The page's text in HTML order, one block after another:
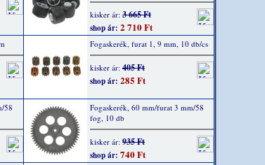
kisker ár: 3 665 Ft
shop ár: 2 710 Ft
Fogaskerék, furat 1, 9 mm, 10 db/cs
kisker ár: 405 Ft
shop ár: 285 Ft
58
Fogaskerék, 60 mm/furat 3 mm/58
fog, 10 db
kisker ár: 935 Ft
shop ár: 740 Ft